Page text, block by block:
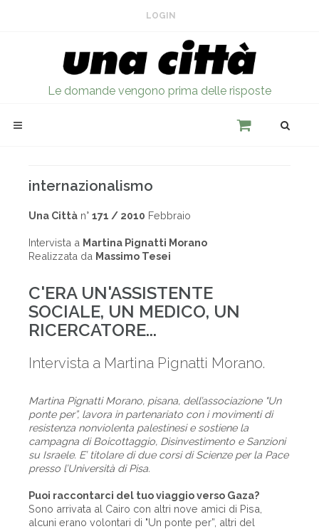
LOGIN
Le domande vengono prima delle risposte
internazionalismo
Una Città n° 171 / 2010 Febbraio
Intervista a Martina Pignatti Morano
Realizzata da Massimo Tesei
C'ERA UN'ASSISTENTE
SOCIALE, UN MEDICO, UN
RICERCATORE...
Intervista a Martina Pignatti Morano.
Martina Pignatti Morano, pisana, dell’associazione "Un
ponte per”, lavora in partenariato con i movimenti di
resistenza nonviolenta palestinesi e sostiene la
campagna di Boicottaggio, Disinvestimento e Sanzioni
su Israele. E’ titolare di due corsi di Scienze per la Pace
presso l’Università di Pisa.
Puoi raccontarci del tuo viaggio verso Gaza?
Sono arrivata al Cairo con altri nove amici di Pisa,
alcuni erano volontari di "Un ponte per”, altri del